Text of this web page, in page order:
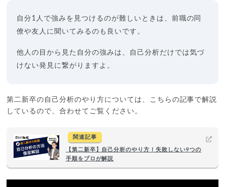
自分1人で強みを見つけるのが難しいときは、前職の同
僚や友人に聞いてみるのも良いです。
他人の目から見た自分の強みは、自己分析だけでは気づ
けない発見に繋がりますよ。
第二新卒の自己分析のやり方については、こちらの記事で解説
しているので、合わせてご覧ください。
関連記事
【第二新卒】自己分析のやり方！失敗しない9つの
手順をプロが解説